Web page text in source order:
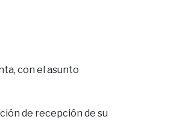
con el asunto
de recepción de su